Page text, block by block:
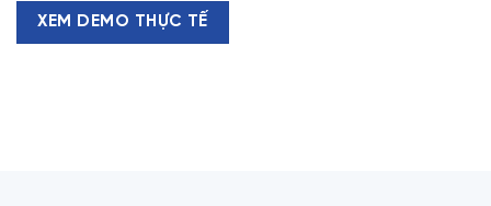
XEM DEMO THỰC TẾ